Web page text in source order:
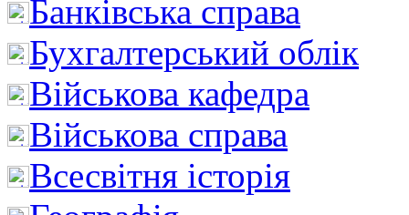
Банківська справа
Бухгалтерський облік
Військова кафедра
Військова справа
Всесвітня історія